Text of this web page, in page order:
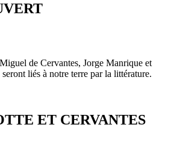
de Cervantes, Jorge Manrique et
liés à notre terre par la littérature.
ET CERVANTES